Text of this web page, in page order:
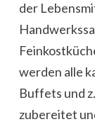
der
werden alle
Buffets und
zubereitet